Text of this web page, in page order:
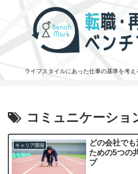
ライフスタイルにあった仕事の基準を考
コミュニケーショ
キャリア開発
どの会社で
ための5つの
プ